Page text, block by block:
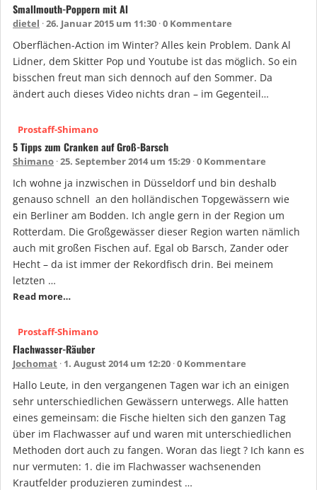
Smallmouth-Poppern mit Al
dietel 26. Januar 2015 um 11:30 0 Kommentare
Oberflächen-Action im Winter? Alles kein Problem. Dank Al
Lidner, dem Skitter Pop und Youtube ist das möglich. So ein
bisschen freut man sich dennoch auf den Sommer. Da
ändert auch dieses Video nichts dran – im Gegenteil…
Prostaff-Shimano
5 Tipps zum Cranken auf Groß-Barsch
Shimano 25. September 2014 um 15:29 0 Kommentare
Ich wohne ja inzwischen in Düsseldorf und bin deshalb
genauso schnell an den holländischen Topgewässern wie
ein Berliner am Bodden. Ich angle gern in der Region um
Rotterdam. Die Großgewässer dieser Region warten nämlich
auch mit großen Fischen auf. Egal ob Barsch, Zander oder
Hecht – da ist immer der Rekordfisch drin. Bei meinem
letzten …
Read more…
Prostaff-Shimano
Flachwasser-Räuber
Jochomat 1. August 2014 um 12:20 0 Kommentare
Hallo Leute, in den vergangenen Tagen war ich an einigen
sehr unterschiedlichen Gewässern unterwegs. Alle hatten
eines gemeinsam: die Fische hielten sich den ganzen Tag
über im Flachwasser auf und waren mit unterschiedlichen
Methoden dort auch zu fangen. Woran das liegt ? Ich kann es
nur vermuten: 1. die im Flachwasser wachsenenden
Krautfelder produzieren zumindest …